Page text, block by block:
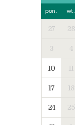
Kontakt
pon. wt.
27 28
3 4
10 11
17 18
24 25